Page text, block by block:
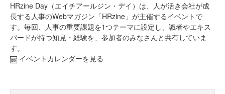
HRzine Day（エイチアールジン・デイ）は、人が活き会社が成
長する人事のWebマガジン「HRzine」が主催するイベントで
す。毎回、人事の重要課題を1つテーマに設定し、識者やエキス
パードが持つ知見・経験を、参加者のみなさんと共有していま
す。
イベントカレンダーを見る